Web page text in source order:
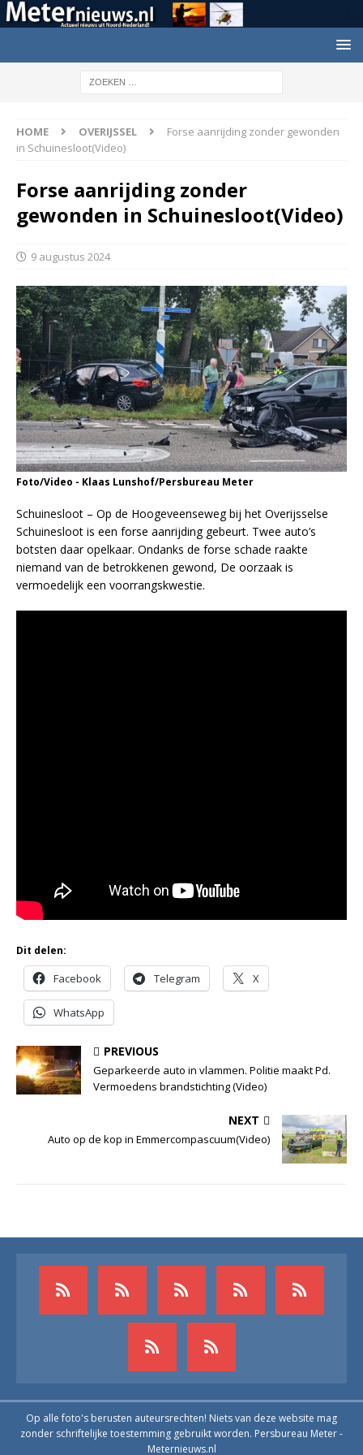
HOME OVERIJSSEL
Forse aanrijding zonder gewonden
in Schuinesloot(Video)
Forse aanrijding zonder
gewonden in Schuinesloot(Video)
9 augustus 2024
Foto/Video - Klaas Lunshof/Persbureau Meter
Schuinesloot – Op de Hoogeveenseweg bij het Overijsselse
Schuinesloot is een forse aanrijding gebeurt. Twee auto’s
botsten daar opelkaar. Ondanks de forse schade raakte
niemand van de betrokkenen gewond, De oorzaak is
vermoedelijk een voorrangskwestie.
Dit delen:
Facebook Telegram X
WhatsApp
PREVIOUS
Geparkeerde auto in vlammen. Politie maakt Pd.
Vermoedens brandstichting (Video)
NEXT
Auto op de kop in Emmercompascuum(Video)
Op alle foto's berusten auteursrechten! Niets van deze website mag
zonder schriftelijke toestemming gebruikt worden. Persbureau Meter -
Meternieuws.nl